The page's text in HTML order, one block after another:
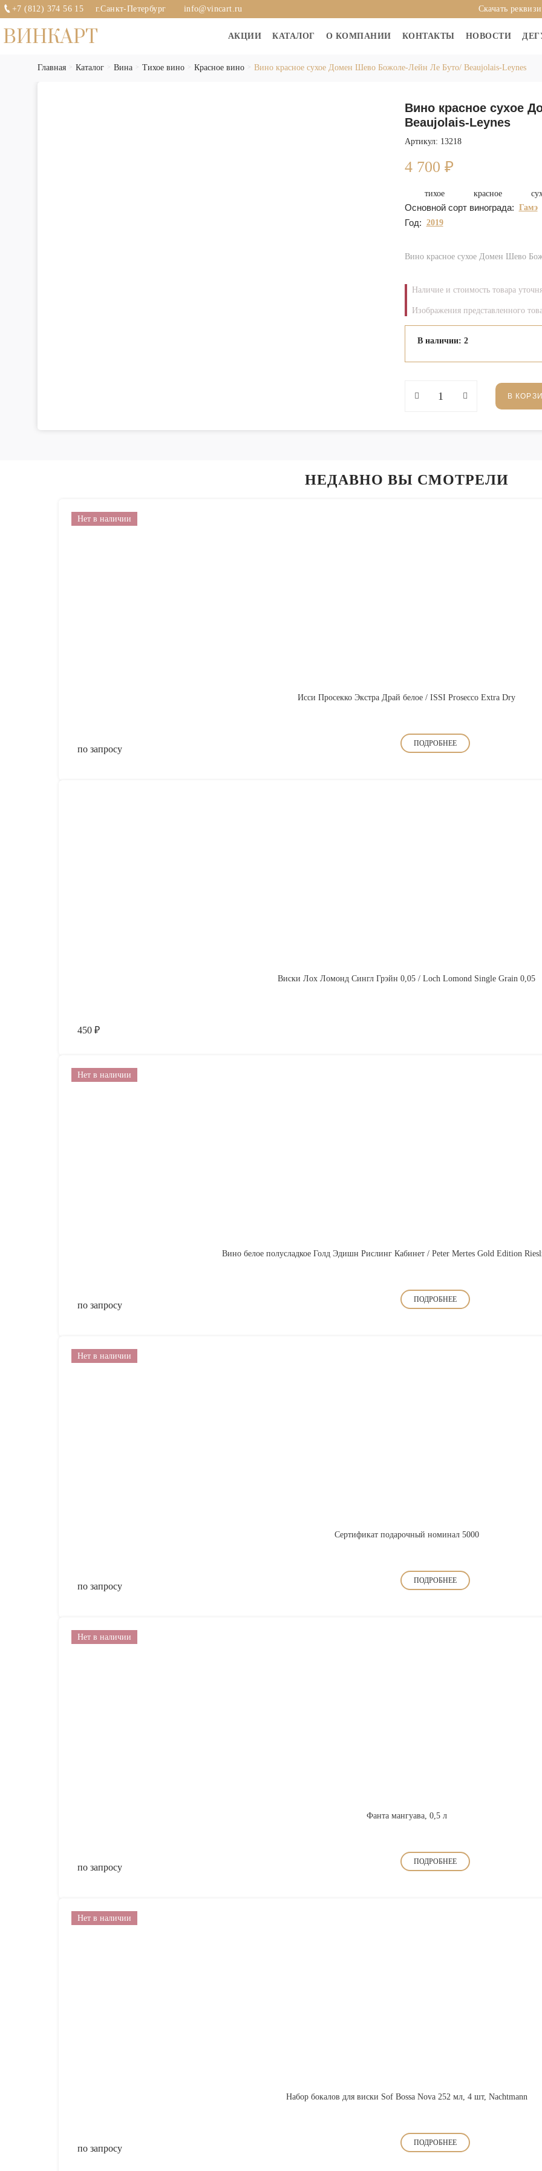
+7 (812) 374 56 15 г.Санкт-Петербург info@vincart.ru Скачать
ВИНКАРТ АКЦИИ КАТАЛОГ О КОМПАНИИ КОНТАКТЫ НОВОСТИ
Главная Каталог Вина Тихое вино Красное вино Вино красное сухое Домен Шево Божоле-Лейн Ле Буто/ Beaujolais-Leynes
Вино красное сухое
Beaujolais-Leynes
Артикул: 13218
4 700 ₽
тихое красное
Основной сорт винограда: Гамэ
Год: 2019
Вино красное сухое Домен Шево
Наличие и стоимость товара
Изображения представленного
В наличии: 2
В
НЕДАВНО ВЫ СМОТРЕЛИ
Нет в наличии
Исси Просекко Экстра Драй белое / ISSI Prosecco Extra Dry
по запросу
ПОДРОБНЕЕ
Виски Лох Ломонд Сингл Грэйн 0,05 / Loch Lomond Single Grain 0,05
450 ₽
Нет в наличии
Вино белое полусладкое Голд Эдишн Рислинг Кабинет / Peter Mertes Gold Edition
по запросу
ПОДРОБНЕЕ
Нет в наличии
Сертификат подарочный номинал 5000
по запросу
ПОДРОБНЕЕ
Нет в наличии
Фанта мангуава, 0,5 л
по запросу
ПОДРОБНЕЕ
Нет в наличии
Набор бокалов для виски Sof Bossa Nova 252 мл, 4 шт, Nachtmann
по запросу
ПОДРОБНЕЕ